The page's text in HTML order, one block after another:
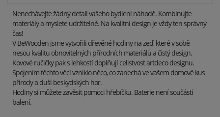
Nenechávejte žádný detail vašeho bydlení náhodě. Kombinujte
materiály a myslete udržitelně. Na kvalitní design je vždy ten správný
čas!
V BeWooden jsme vytvořili dřevěné hodiny na zeď, které v sobě
nesou kvalitu obnovitelných přírodních materiálů a čistý design.
Kovové ručičky pak s lehkostí doplňují celistvost artdeco designu.
Spojením těchto věcí vzniklo něco, co zanechá ve vašem domově kus
přírody a duši beskydských hor.
Hodiny si můžete zavěsit pomoci hřebíčku. Baterie není součástí
balení.